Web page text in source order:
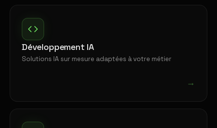
Développement IA
Solutions IA sur mesure adaptées à votre métier
→